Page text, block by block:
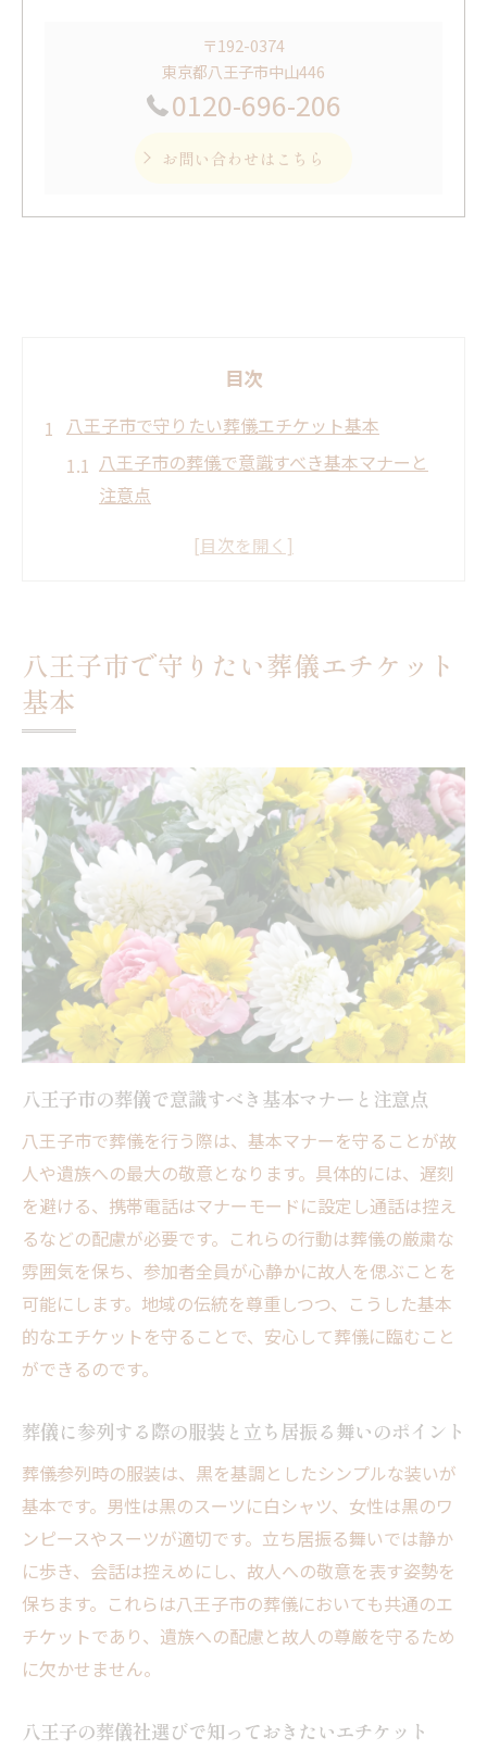
〒192-0374
東京都八王子市中山446
0120-696-206
お問い合わせはこちら
目次
八王子市で守りたい葬儀エチケット基本
八王子市の葬儀で意識すべき基本マナーと
注意点
葬儀に参列する際の服装と立ち居振る舞い
口コミで語られる八王子市の葬儀エチケッ
作法
八王子市での葬儀マナーと地域特有のしき
たり
葬儀を八王子で行う際の礼儀と心得
八王子での葬儀参列時に守るべき礼儀の基
本
失礼のない八王子葬儀の心得と実践ポイン
ト
口コミで広がる八王子市の葬儀マナーとは
八王子の葬儀社選びに役立つ礼儀の知識
八王子市の葬儀で気を付けたい挨拶や振る
舞い
安心して参列できる八王子市の葬儀心得
故人へ敬意を示す八王子の葬儀マナー
八王子市の葬儀で大切な敬意の表し方を解
説
葬儀での挨拶や言葉選びに込める八王子流
マナー
作法
香典や供物の渡し方と葬儀エチケットの基
本
八王子葬儀社の視点で見る故人への敬意の
伝え方
安心して故人を偲べる八王子の葬儀マナー
家族葬に適した八王子流エチケット解説
は
八王子市で守りたい葬儀エチケット
基本
八王子市の葬儀で意識すべき基本マナーと注意点
八王子市で葬儀を行う際は、基本マナーを守ることが故
人や遺族への最大の敬意となります。具体的には、遅刻
を避ける、携帯電話はマナーモードに設定し通話は控え
るなどの配慮が必要です。これらの行動は葬儀の厳粛な
雰囲気を保ち、参加者全員が心静かに故人を偲ぶことを
可能にします。地域の伝統を尊重しつつ、こうした基本
的なエチケットを守ることで、安心して葬儀に臨むこと
ができるのです。
葬儀に参列する際の服装と立ち居振る舞いのポイント
葬儀参列時の服装は、黒を基調としたシンプルな装いが
基本です。男性は黒のスーツに白シャツ、女性は黒のワ
ンピースやスーツが適切です。立ち居振る舞いでは静か
に歩き、会話は控えめにし、故人への敬意を表す姿勢を
保ちます。これらは八王子市の葬儀においても共通のエ
チケットであり、遺族への配慮と故人の尊厳を守るため
に欠かせません。
八王子の葬儀社選びで知っておきたいエチケット